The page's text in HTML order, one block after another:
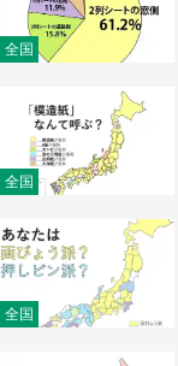
全国
全国
全国